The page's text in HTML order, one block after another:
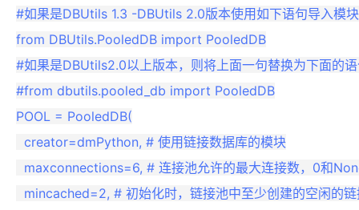
#如果是DBUtils 1.3 -DBUtils 2.0版本使用如下语句导入模块
from DBUtils.PooledDB import PooledDB
#如果是DBUtils2.0以上版本，则将上面一句替换为下面的
#from dbutils.pooled_db import PooledDB
POOL = PooledDB(
  creator=dmPython, # 使用链接数据库的模块
maxconnections=6, # 连接池允许的最大连接数，0和
mincached=2, # 初始化时，链接池中至少创建的空闲的